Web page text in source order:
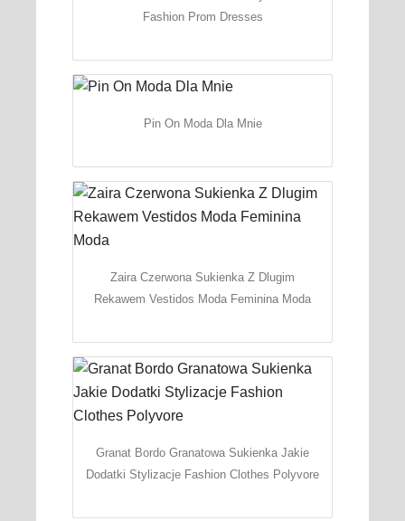
Fashion Prom Dresses
Pin On Moda Dla Mnie
Zaira Czerwona Sukienka Z Dlugim
Rekawem Vestidos Moda Feminina Moda
Granat Bordo Granatowa Sukienka Jakie
Dodatki Stylizacje Fashion Clothes Polyvore